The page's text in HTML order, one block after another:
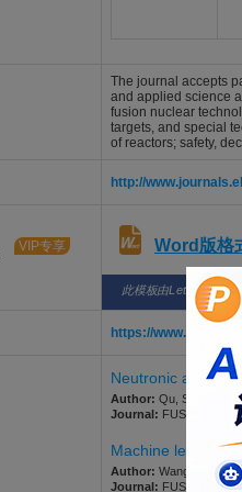
The journal accepts
and applied science
fusion nuclear
targets, and special
of reactors; safety,
http://
VIP专享 Word版格
此模板由LetPub整理
https://
Neutronic
Author: Qu, Shen;
Journal: FUSION
Machine learning
Author: Wang, Yu;
Journal: FUSION